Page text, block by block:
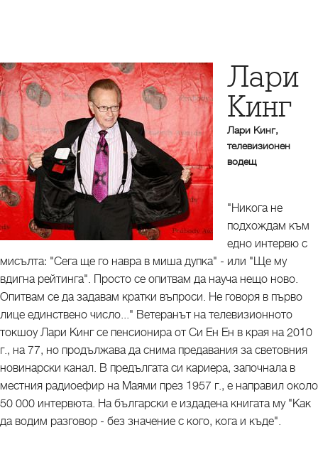
Лари
Кинг
Лари Кинг,
телевизионен
водещ
"Никога не
подхождам към
едно интервю с
мисълта: "Сега ще го навра в миша дупка" - или "Ще му
вдигна рейтинга". Просто се опитвам да науча нещо ново.
Опитвам се да задавам кратки въпроси. Не говоря в първо
лице единствено число..." Ветеранът на телевизионното
токшоу Лари Кинг се пенсионира от Си Ен Ен в края на 2010
г., на 77, но продължава да снима предавания за световния
новинарски канал. В предългата си кариера, започнала в
местния радиоефир на Маями през 1957 г., е направил около
50 000 интервюта. На български е издадена книгата му "Как
да водим разговор - без значение с кого, кога и къде".